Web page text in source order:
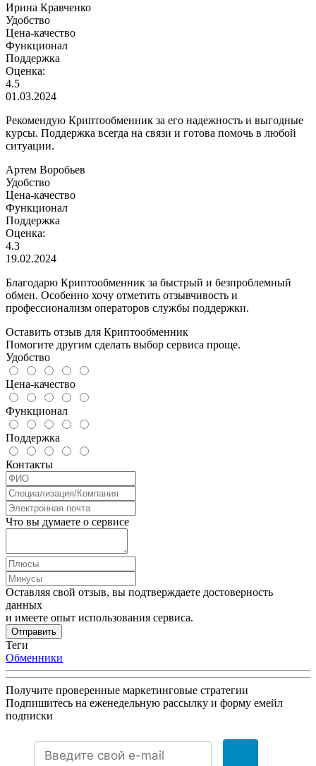
Ирина Кравченко
Удобство
Цена-качество
Функционал
Поддержка
Оценка:
4.5
01.03.2024
Рекомендую Криптообменник за его надежность и выгодные
курсы. Поддержка всегда на связи и готова помочь в любой
ситуации.
Артем Воробьев
Удобство
Цена-качество
Функционал
Поддержка
Оценка:
4.3
19.02.2024
Благодарю Криптообменник за быстрый и безпроблемный
обмен. Особенно хочу отметить отзывчивость и
профессионализм операторов службы поддержки.
Оставить отзыв для Криптообменник
Помогите другим сделать выбор сервиса проще.
Удобство
Цена-качество
Функционал
Поддержка
Контакты
Что вы думаете о сервисе
Оставляя свой отзыв, вы подтверждаете достоверность
данных
и имеете опыт использования сервиса.
Отправить
Теги
Обменники
Получите проверенные маркетинговые стратегии
Подпишитесь на еженедельную рассылку и форму емейл
подписки